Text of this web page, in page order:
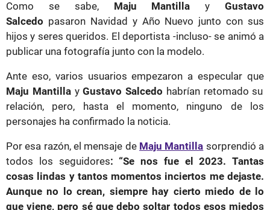
Como se sabe, Maju Mantilla yGustavo
Salcedo pasaron Navidad y Año Nuevo junto con sus
hijos y seres queridos. El deportista -incluso- se animó a
publicar una fotografía junto con la modelo.
Ante eso, varios usuarios empezaron a especular que
Maju MantillayGustavo Salcedo habrían retomado su
relación, pero, hasta el momento, ninguno de los
personajes ha confirmado la noticia.
Por esa razón, el mensaje de Maju Mantilla sorprendió a
todos los seguidores: “Se nos fue el 2023. Tantas
cosas lindas y tantos momentos inciertos me dejaste.
Aunque no lo crean, siempre hay cierto miedo de lo
que viene, pero sé que debo soltar todos esos miedos